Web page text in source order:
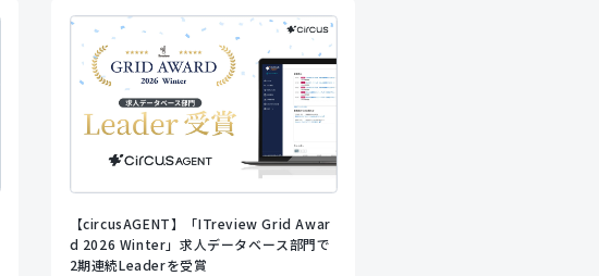
【circusAGENT】「ITreview Grid Awar
d 2026 Winter」求人データベース部門で
2期連続Leaderを受賞